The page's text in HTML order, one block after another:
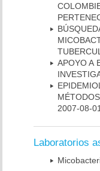
APOYO A
2007-08-
Laboratorios